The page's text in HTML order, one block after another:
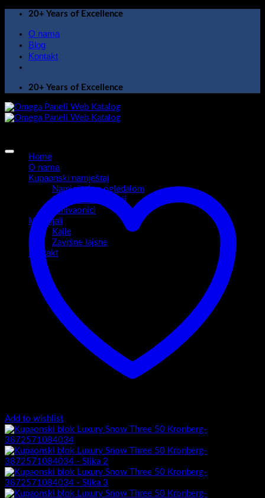
Skip
content
20+ Years of Excellence
O nama
Blog
Kontakt
20+ Years of Excellence
Home
O nama
Kupaonski namještaj
Namještaj sa ogledalom
Kupaonski ormarići
Umivaonici
Materijali
Kajle
Završne lajsne
Kontakt
Add to wishlist